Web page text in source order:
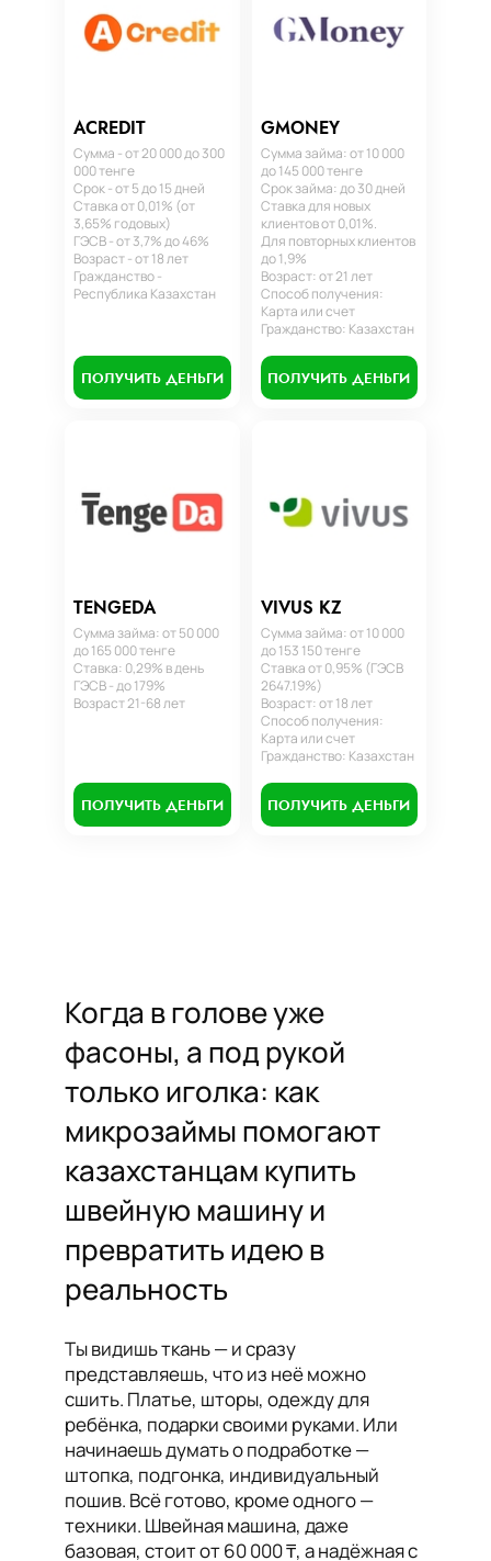
ACREDIT
Сумма - от 20 000 до 300
000 тенге
Срок - от 5 до 15 дней
Ставка от 0,01% (от
3,65% годовых)
ГЭСВ - от 3,7% до 46%
Возраст - от 18 лет
Гражданство -
Республика Казахстан
ПОЛУЧИТЬ ДЕНЬГИ
GMONEY
Сумма займа: от 10 000
до 145 000 тенге
Срок займа: до 30 дней
Ставка для новых
клиентов от 0,01%.
Для повторных клиентов
до 1,9%
Возраст: от 21 лет
Способ получения:
Карта или счет
Гражданство: Казахстан
ПОЛУЧИТЬ ДЕНЬГИ
TENGEDA
Сумма займа: от 50 000
до 165 000 тенге
Ставка: 0,29% в день
ГЭСВ - до 179%
Возраст 21-68 лет
ПОЛУЧИТЬ ДЕНЬГИ
VIVUS KZ
Сумма займа: от 10 000
до 153 150 тенге
Ставка от 0,95% (ГЭСВ
2647.19%)
Возраст: от 18 лет
Способ получения:
Карта или счет
Гражданство: Казахстан
ПОЛУЧИТЬ ДЕНЬГИ
Когда в голове уже
фасоны, а под рукой
только иголка: как
микрозаймы помогают
казахстанцам купить
швейную машину и
превратить идею в
реальность
Ты видишь ткань — и сразу
представляешь, что из неё можно
сшить. Платье, шторы, одежду для
ребёнка, подарки своими руками. Или
начинаешь думать о подработке —
штопка, подгонка, индивидуальный
пошив. Всё готово, кроме одного —
техники. Швейная машина, даже
базовая, стоит от 60 000 ₸, а надёжная с